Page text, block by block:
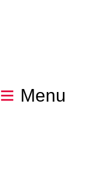
Menu